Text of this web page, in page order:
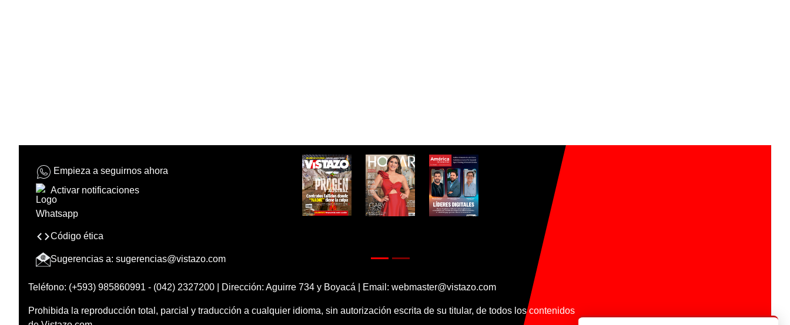
Empieza a seguirnos ahora
Activar notificaciones
Código ética
Sugerencias a: sugerencias@vistazo.com
Teléfono: (+593) 985860991 - (042) 2327200 | Dirección: Aguirre 734 y Boyacá | Email: webmaster@vistazo.com
Prohibida la reproducción total, parcial y traducción a cualquier idioma, sin autorización escrita de su titular, de todos los contenidos